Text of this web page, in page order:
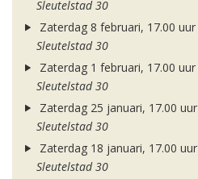
Sleutelstad 30
Zaterdag 8 februari, 17.00 uur
Sleutelstad 30
Zaterdag 1 februari, 17.00 uur
Sleutelstad 30
Zaterdag 25 januari, 17.00 uur
Sleutelstad 30
Zaterdag 18 januari, 17.00 uur
Sleutelstad 30